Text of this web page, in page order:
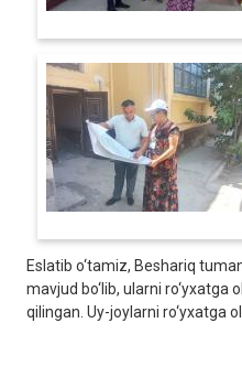
Eslatib o‘tamiz, Beshariq
mavjud bo‘lib, ularni
qilingan. Uy-joylarni ro‘yxatga